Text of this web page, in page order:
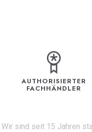
AUTHORISIERTER
FACHHÄNDLER
Wir sind seit 15 Jahren